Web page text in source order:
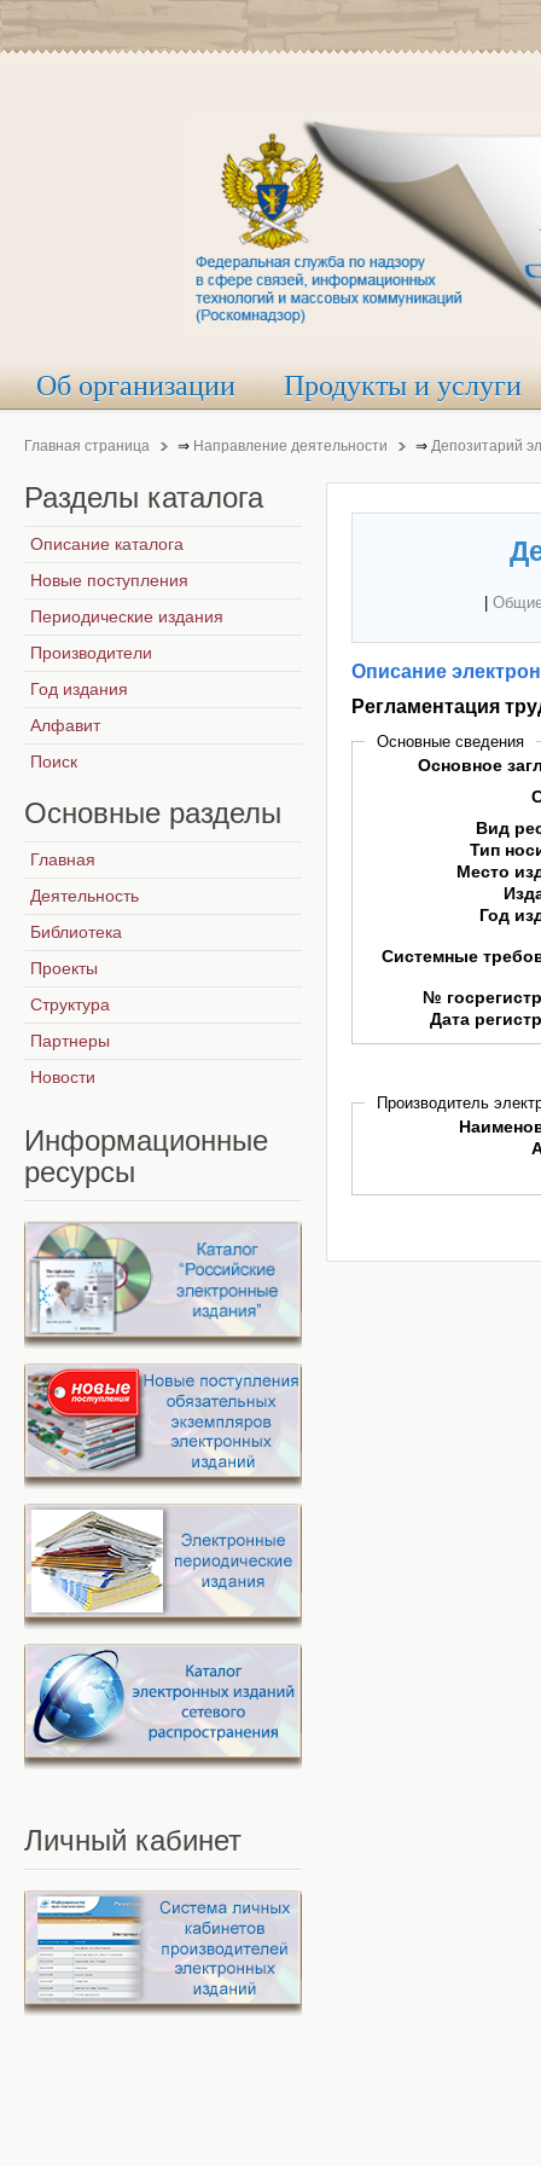
Об организации Продукты и услуги
Главная страница ⇒ Направление деятельности ⇒ Депозитарий
Описание
Регламентация
Основные сведения
Основное
Вид
Тип
Место
Год
Системные
№
Дата
Производитель
Разделы каталога
Описание каталога
Новые поступления
Периодические издания
Производители
Год издания
Алфавит
Поиск
Основные разделы
Главная
Деятельность
Библиотека
Проекты
Структура
Партнеры
Новости
Информационные
ресурсы
Личный кабинет